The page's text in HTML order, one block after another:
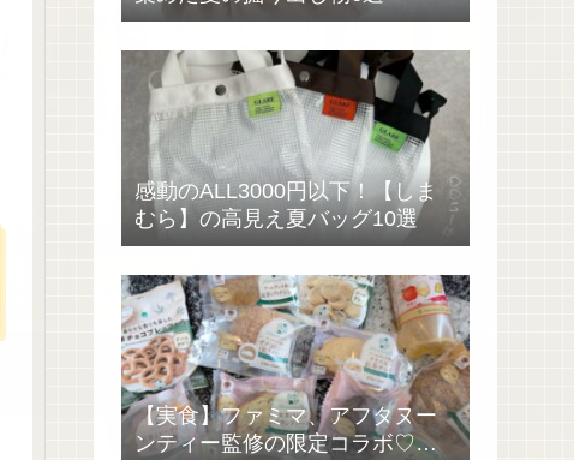
感動のALL3000円以下！【しま
むら】の高見え夏バッグ10選
【実食】ファミマ、アフタヌー
ンティー監修の限定コラボ♡過